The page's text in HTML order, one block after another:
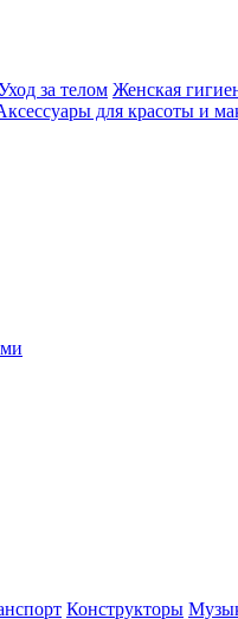
за телом Женская
для красоты и
Конструкторы